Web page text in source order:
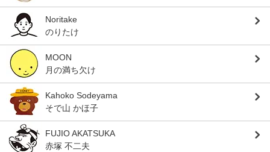
Noritake
のりたけ
MOON
月の満ち欠け
Kahoko Sodeyama
そで山 かほ子
FUJIO AKATSUKA
赤塚 不二夫